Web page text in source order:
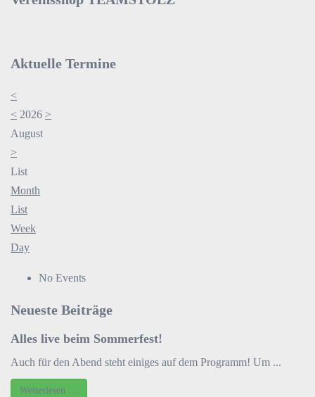
Aktuelle Termine
<
< 2026 >
August
>
List
Month
List
Week
Day
No Events
Neueste Beiträge
Alles live beim Sommerfest!
Auch für den Abend steht einiges auf dem Programm! Um ...
Weiterlesen …